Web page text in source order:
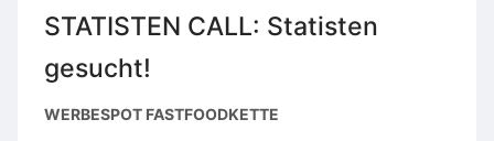
STATISTEN CALL: Statisten
gesucht!
WERBESPOT FASTFOODKETTE